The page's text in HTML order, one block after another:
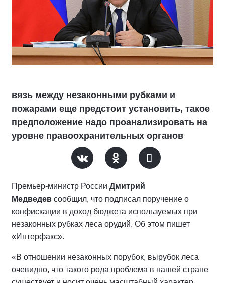
вязь между незаконными рубками и
пожарами еще предстоит установить, такое
предположение надо проанализировать на
уровне правоохранительных органов
Премьер-министр России Дмитрий
Медведев сообщил, что подписал поручение о
конфискации в доход бюджета используемых при
незаконных рубках леса орудий. Об этом пишет
«Интерфакс».
«В отношении незаконных порубок, вырубок леса
очевидно, что такого рода проблема в нашей стране